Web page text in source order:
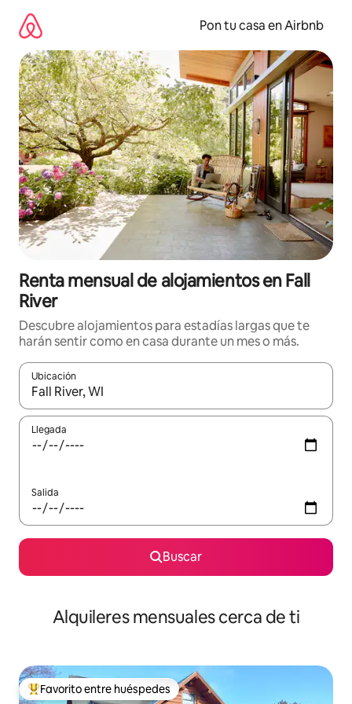
contenido
Pon tu casa en Airbnb
Renta mensual de alojamientos en Fall
River
Descubre alojamientos para estadías largas que te
harán sentir como en casa durante un mes o más.
Ubicación
Cuando los resultados estén disponibles, navega con las
Llegada
Salida
Buscar
Alquileres mensuales cerca de ti
Favorito entre huéspedes preferido
Favorito entre huéspedes